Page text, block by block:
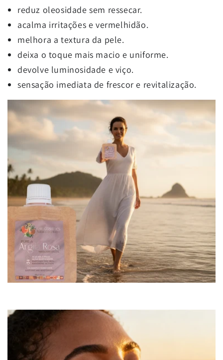
reduz oleosidade sem ressecar.
acalma irritações e vermelhidão.
melhora a textura da pele.
deixa o toque mais macio e uniforme.
devolve luminosidade e viço.
sensação imediata de frescor e revitalização.